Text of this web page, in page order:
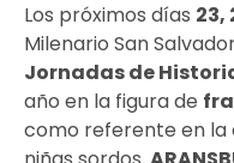
Los próximos días 23,
Milenario San
Jornadas de
año en la figura de
como referente en la